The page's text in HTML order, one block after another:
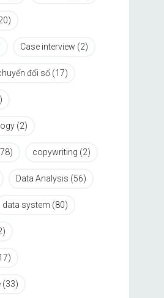
Case interview (2)
đổi số (17)
(2)
copywriting (2)
Data Analysis (56)
data system (80)
(33)